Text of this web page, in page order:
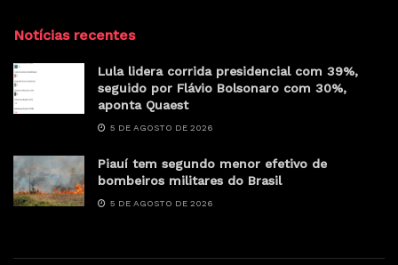
Notícias recentes
Lula lidera corrida presidencial com 39%,
seguido por Flávio Bolsonaro com 30%,
aponta Quaest
5 DE AGOSTO DE 2026
Piauí tem segundo menor efetivo de
bombeiros militares do Brasil
5 DE AGOSTO DE 2026